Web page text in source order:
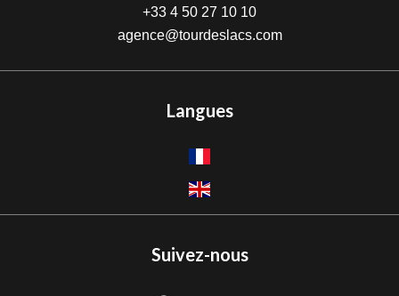
+33 4 50 27 10 10
agence@tourdeslacs.com
Langues
Suivez-nous